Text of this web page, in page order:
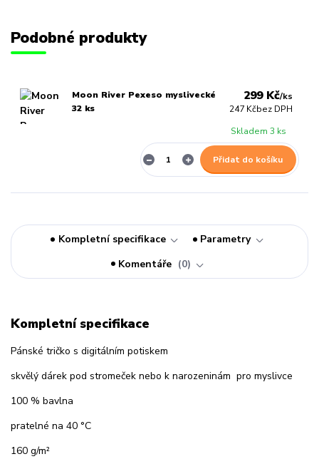
Podobné produkty
Moon River Pexeso myslivecké
32 ks
299 Kč/ks
247 Kčbez DPH
Skladem 3 ks
Přidat do košíku
Kompletní specifikace
Parametry
Komentáře
0
Kompletní specifikace
Pánské tričko s digitálním potiskem
skvělý dárek pod stromeček nebo k narozeninám pro myslivce
100 % bavlna
pratelné na 40 °C
160 g/m²